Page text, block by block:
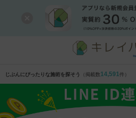
キレイパス｜美容医療チケッ
じぶんにぴったりな施術を探そう （掲載数14,591件）